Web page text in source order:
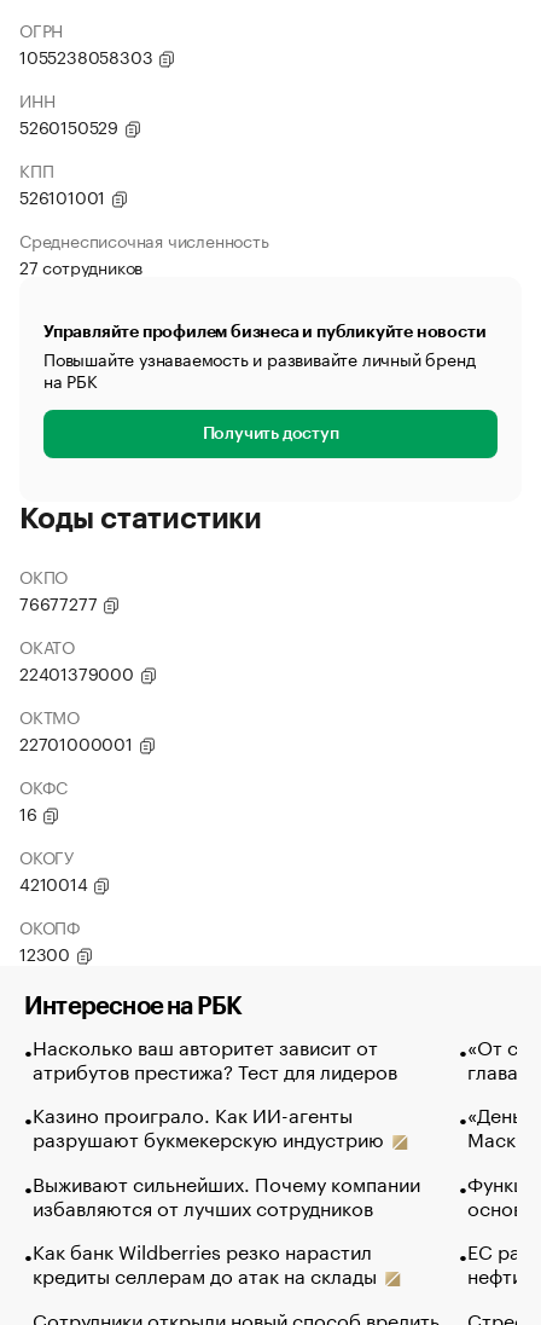
ОГРН
1055238058303
ИНН
5260150529
КПП
526101001
Среднесписочная численность
27 сотрудников
Управляйте профилем бизнеса и публикуйте новости
Повышайте узнаваемость и развивайте личный бренд
на РБК
Получить доступ
Коды статистики
ОКПО
76677277
ОКАТО
22401379000
ОКТМО
22701000001
ОКФС
16
ОКОГУ
4210014
ОКОПФ
12300
Интересное на РБК
Насколько ваш авторитет зависит от
атрибутов престижа? Тест для лидеров
Казино проиграло. Как ИИ-агенты
разрушают букмекерскую индустрию
Выживают сильнейших. Почему компании
избавляются от лучших сотрудников
Как банк Wildberries резко нарастил
кредиты селлерам до атак на склады
Сотрудники открыли новый способ вредить
«От
глава
Маск в
основ
ЕС
нефти